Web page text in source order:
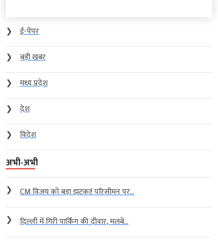
❯
ई-पेपर
❯
बड़ी खबर
❯
मध्य प्रदेश
❯
देश
❯
विदेश
अभी-अभी
❯ CM विजय को बड़ा झटका! परिसीमन पर...
❯ दिल्ली में गिरी पार्किंग की दीवार, मलबे...